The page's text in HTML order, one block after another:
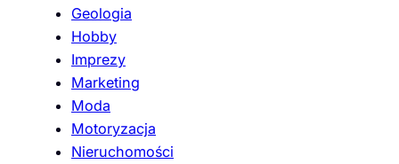
Geologia
Hobby
Imprezy
Marketing
Moda
Motoryzacja
Nieruchomości